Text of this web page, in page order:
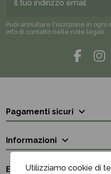
Puoi annullare l'iscrizione in ogni
info di contatto nelle note legali.
Pagamenti sicuri
Informazioni
Bisogno di aiuto?
Utilizziamo cookie di